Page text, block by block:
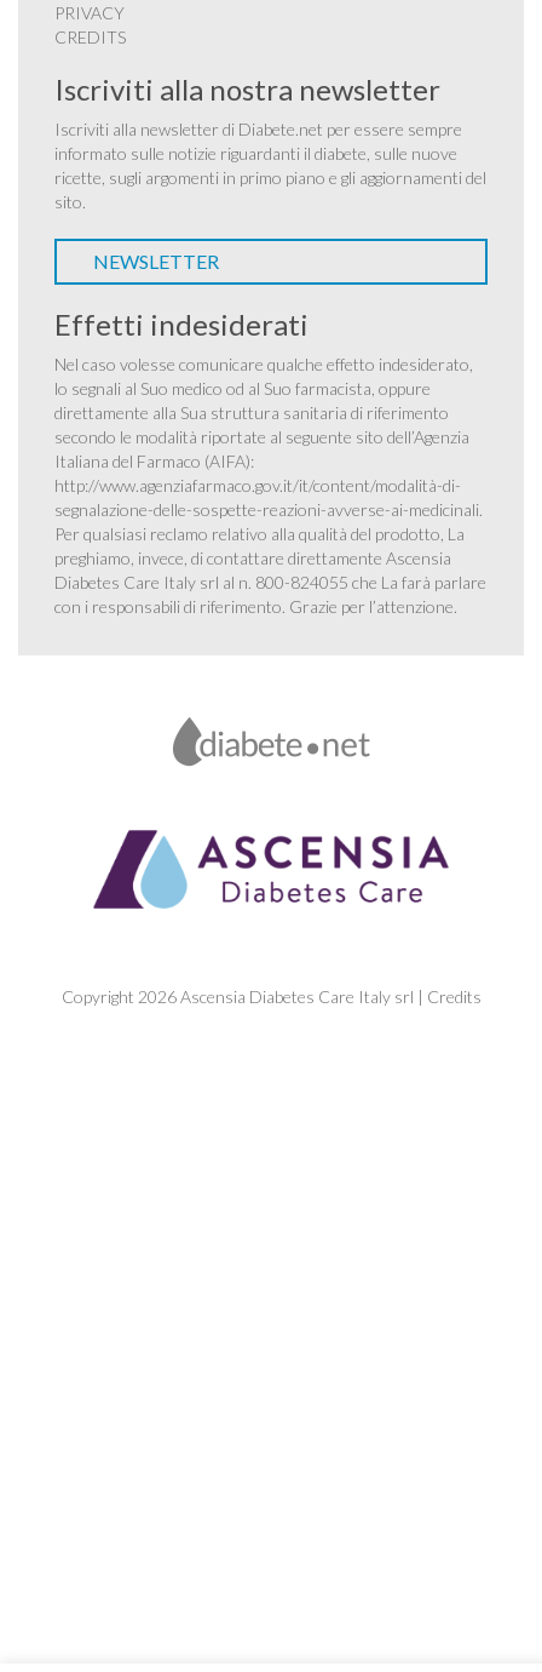
PRIVACY
CREDITS
Iscriviti alla nostra newsletter
Iscriviti alla newsletter di Diabete.net per essere sempre
informato sulle notizie riguardanti il diabete, sulle nuove
ricette, sugli argomenti in primo piano e gli aggiornamenti del
sito.
NEWSLETTER
Effetti indesiderati
Nel caso volesse comunicare qualche effetto indesiderato,
lo segnali al Suo medico od al Suo farmacista, oppure
direttamente alla Sua struttura sanitaria di riferimento
secondo le modalità riportate al seguente sito dell’Agenzia
Italiana del Farmaco (AIFA):
http://www.agenziafarmaco.gov.it/it/content/modalità-di-
segnalazione-delle-sospette-reazioni-avverse-ai-medicinali.
Per qualsiasi reclamo relativo alla qualità del prodotto, La
preghiamo, invece, di contattare direttamente Ascensia
Diabetes Care Italy srl al n. 800-824055 che La farà parlare
con i responsabili di riferimento. Grazie per l’attenzione.
Copyright 2026 Ascensia Diabetes Care Italy srl | Credits